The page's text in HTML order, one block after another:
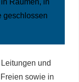
Räumen, in
geschlossen
und
sowie in